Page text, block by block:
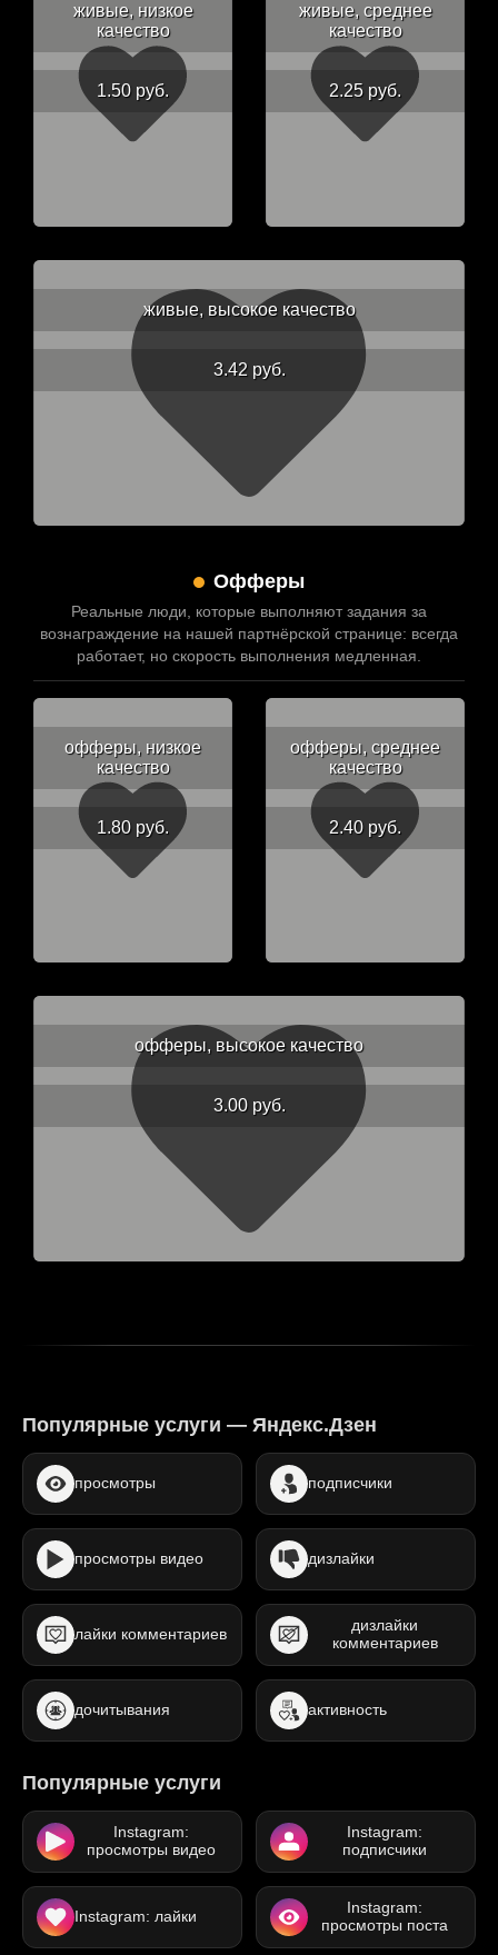
живые, низкое
качество
1.50 руб.
живые, среднее
качество
2.25 руб.
живые, высокое качество
3.42 руб.
Офферы
Реальные люди, которые выполняют задания за
вознаграждение на нашей партнёрской странице: всегда
работает, но скорость выполнения медленная.
офферы, низкое
качество
1.80 руб.
офферы, среднее
качество
2.40 руб.
офферы, высокое качество
3.00 руб.
Популярные услуги — Яндекс.Дзен
просмотры подписчики
просмотры видео дизлайки
лайки комментариев
дизлайки
комментариев
дочитывания активность
Популярные услуги
Instagram:
просмотры видео
Instagram:
подписчики
Instagram: лайки
Instagram:
просмотры поста